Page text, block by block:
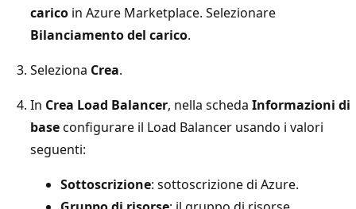
carico in Azure Marketplace. Selezionare
Bilanciamento del carico.
Seleziona Crea.
In Crea Load Balancer, nella scheda Informazioni di
baseconfigurare il Load Balancer usando i valori
seguenti:
Sottoscrizione: sottoscrizione di Azure.